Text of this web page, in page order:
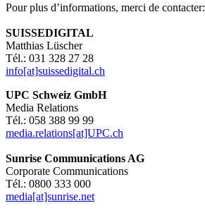
Pour plus d’informations, merci de contacter:
SUISSEDIGITAL
Matthias Lüscher
Tél.: 031 328 27 28
info[at]suissedigital.ch
UPC Schweiz GmbH
Media Relations
Tél.: 058 388 99 99
media.relations[at]UPC.ch
Sunrise Communications AG
Corporate Communications
Tél.: 0800 333 000
media[at]sunrise.net